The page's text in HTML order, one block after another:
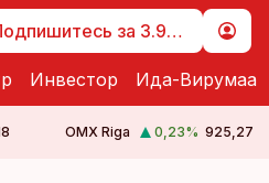
Подпишитесь за 3.99 €
Инвестор Ида-Вирумаа
OMX Riga 0,23% 925,27